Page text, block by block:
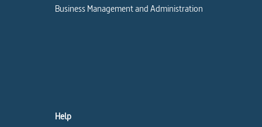
Business Management and Administration
Help